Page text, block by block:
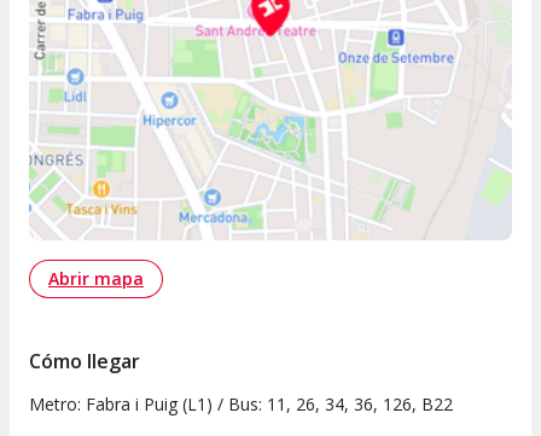
Abrir mapa
Cómo llegar
Metro: Fabra i Puig (L1) / Bus: 11, 26, 34, 36, 126, B22